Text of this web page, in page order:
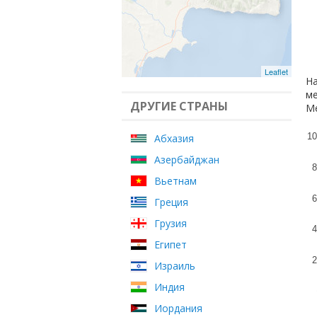
Leaflet
ДРУГИЕ СТРАНЫ
Абхазия
Азербайджан
Вьетнам
Греция
Грузия
Египет
Израиль
Индия
Иордания